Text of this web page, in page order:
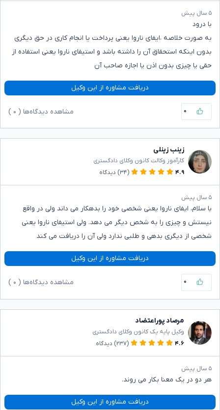
۵ سال پیش
با درود
به صورت خلاصه ،ایفای ناروا یعنی پرداخت یا انجام کاری در حق دیگری
بدون اینکه استحقاق آن را داشته باشد و استیفای ناروا یعنی استفاده از
حقی یا چیزی بدون اذن یا اجازه صاحب آن
دریافت مشاوره از این وکیل
۰ مشاهده دیدگاه‌ها ( ۰
زینب زینلی
کارآموز وکالت کانون وکلای دادگستری
۴.۹
(۳۴) دیدگاه
۵ سال پیش
با سلام، ایفای ناروا یعنی شخصی خود را بدهکار می داند ولی در واقع
نیستش و چیزی را به شخص دیگر می دهد. ولی استیفای ناروا یعنی
شخصی از دیگری بدهی و طلبی ندارد ولی آن را دریافت می کند
دریافت مشاوره از این وکیل
۰ مشاهده دیدگاه‌ها ( ۰
مرصاد پوراعتضاد
وکیل پایه یک کانون وکلای دادگستری
۴.۶
(۲۳۷) دیدگاه
۵ سال پیش
هر دو در یک معنا بکار می روند.
دریافت مشاوره از این وکیل